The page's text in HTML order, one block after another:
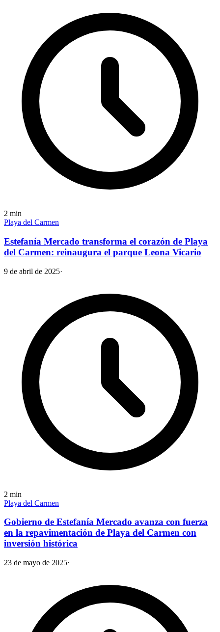
2 min
Playa del Carmen
Estefanía Mercado transforma el corazón de Playa
del Carmen: reinaugura el parque Leona Vicario
9 de abril de 2025·
2 min
Playa del Carmen
Gobierno de Estefanía Mercado avanza con fuerza
en la repavimentación de Playa del Carmen con
inversión histórica
23 de mayo de 2025·